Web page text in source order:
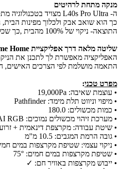
מנקה מתחת לרהיטים
ה- L40s Pro Ultra מצויד בטכנולוגיה מתקדמת שמאפשרת לו להגיע לכל מקום בבית: הרובוט מוציא את המברשת הצד והמקרצפות החוצה ומותח אותן עד 4 ס"מ כדי להיכנס מתחת לרהיטים נמוכים ולהגיע לפינות צרות.
כך הוא שואב אבק ולכלוך מפינות
התוצאה- ניקוי של 100% מהבית ,כך שכל פינה בבית נקייה לחלוטין ללא צורך בניקוי ידני נוסף.
שליטה מלאה דרך אפליקציית Dreame Home
האפליקציה מאפשרת לך לתכנן את
התאמה מושלמת לפי הצרכים האישים,
מפרט טכני:
• עוצמת שאיבה: 19,000Pa
• מיפוי וניווט תלת מימד: Pathfinder
• כמות מכשולים: 180.0
• מערכת זיהוי מכשולים נמוכים: AI RGB + תאורה מובנית תלת-ממדית בלייזר כפול
• שיטת עבודה: מקרצפת דינאמית +
• גובה הרמת המגבים: 10.5 מ"מ
• ניקוי עצמי: שטיפת מקרצפות במים חמים 75 מעלות + יבוש
• שטיפת מקרצפות במים חמים: 75°
• ייבוש מקרצפות באוויר חם: ✓